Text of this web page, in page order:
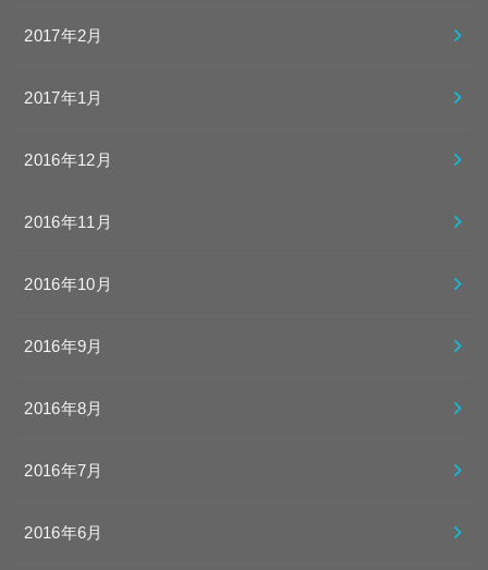
2017年2月
2017年1月
2016年12月
2016年11月
2016年10月
2016年9月
2016年8月
2016年7月
2016年6月